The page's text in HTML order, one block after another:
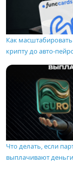
Как
крипту до авто-
Что делать, если
выплачивают